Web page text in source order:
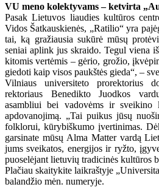
VU meno kolektyvams – ketvirta
Pasak Lietuvos liaudies kultūros
Vidos Šatkauskienės, „Ratilio“ yra
tai, ką gražiausia sukūrė mūsų
seniai aplink jus skraido. Tegul viena
kitomis vertėmis – gėrio, grožio,
giedoti kaip visos paukštės gieda“, –
Vilniaus universiteto prorektorius
rektoriaus Benedikto Juodkos
asambliui bei vadovėms ir sveikino
apdovanojimą. „Tai puikus jūsų
folklorui, kūrybiškumo įvertinimas.
garsinate mūsų Alma Matter vardą
jums sveikatos, energijos ir ryžto,
puoselėjant lietuvių tradicinės kultūros
Plačiau skaitykite laikraštyje
balandžio mėn. numeryje.